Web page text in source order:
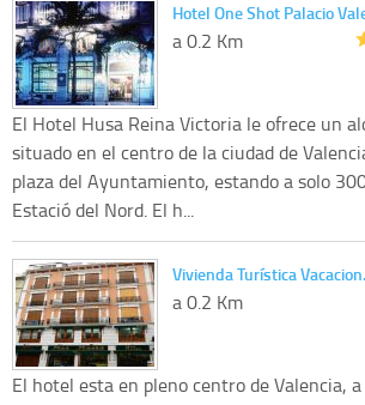
Hotel One Shot Palacio
a 0.2 Km
El Hotel Husa Reina Victoria le ofrece un
situado en el centro de la ciudad de
plaza del Ayuntamiento, estando a solo
Estació del Nord. El h...
Vivienda Turística
a 0.2 Km
El hotel esta en pleno centro de Valencia,